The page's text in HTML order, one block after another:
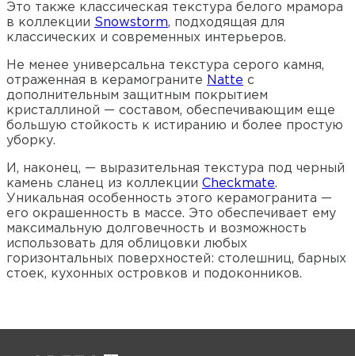
Это также классическая текстура белого мрамора
в коллекции Snowstorm, подходящая для
классических и современных интерьеров.
Не менее универсальна текстура серого камня,
отраженная в керамограните Natte с
дополнительным защитным покрытием
кристаллиной — составом, обеспечивающим еще
большую стойкость к истиранию и более простую
уборку.
И, наконец, — выразительная текстура под черный
камень сланец из коллекции Checkmate.
Уникальная особенность этого керамогранита —
его окрашенность в массе. Это обеспечивает ему
максимальную долговечность и возможность
использовать для облицовки любых
горизонтальных поверхностей: столешниц, барных
стоек, кухонных островков и подоконников.